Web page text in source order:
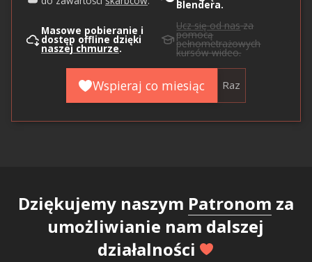
Blendera.
Masowe pobieranie i
dostęp offline dzięki
naszej chmurze.
Ucz się od nasza
pomocą
pełnometrażowych
kursów wideo.
Wspieraj co miesiąc Raz
Dziękujemy naszym Patronom za
umożliwianie nam dalszej
działalności